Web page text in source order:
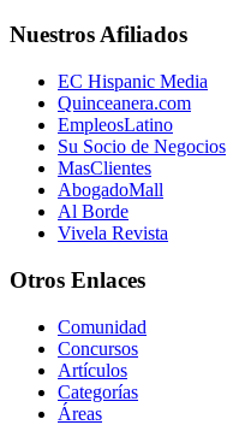
Nuestros Afiliados
EC Hispanic Media
Quinceanera.com
EmpleosLatino
Su Socio de Negocios
MasClientes
AbogadoMall
Al Borde
Vivela Revista
Otros Enlaces
Comunidad
Concursos
Artículos
Categorías
Áreas